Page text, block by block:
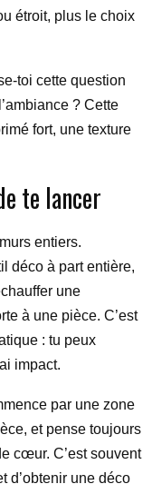
étroit, plus le choix
toi cette question
? Cette
fort, une texture
te lancer
entiers.
déco à part entière,
une
à une pièce. C’est
: tu peux
impact.
par une zone
et pense toujours
cœur. C’est souvent
d’obtenir une déco